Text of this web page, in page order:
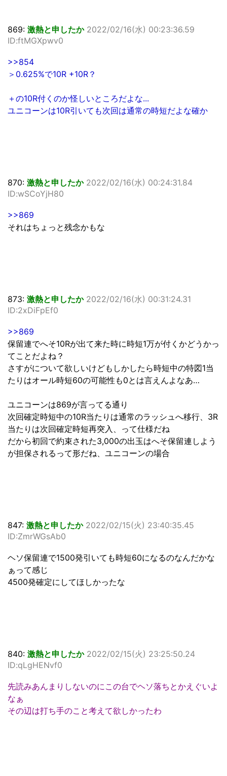
869: 激熱と申したか 2022/02/16(水) 00:23:36.59
ID:ftMGXpwv0
>>854
＞0.625%で10R +10R？
＋の10R付くのか怪しいところだよな...
ユニコーンは10R引いても次回は通常の時短だよな確か
870: 激熱と申したか 2022/02/16(水) 00:24:31.84
ID:wSCoYjH80
>>869
それはちょっと残念かもな
873: 激熱と申したか 2022/02/16(水) 00:31:24.31
ID:2xDiFpEf0
>>869
保留連でへそ10Rが出て来た時に時短1万が付くかどうかっ
てことだよね？
さすがについて欲しいけどもしかしたら時短中の特図1当
たりはオール時短60の可能性も0とは言えんよなあ…
ユニコーンは869が言ってる通り
次回確定時短中の10R当たりは通常のラッシュへ移行、3R
当たりは次回確定時短再突入、って仕様だね
だから初回で約束された3,000の出玉はへそ保留連しよう
が担保されるって形だね、ユニコーンの場合
847: 激熱と申したか 2022/02/15(火) 23:40:35.45
ID:ZmrWGsAb0
ヘソ保留連で1500発引いても時短60になるのなんだかな
ぁって感じ
4500発確定にしてほしかったな
840: 激熱と申したか 2022/02/15(火) 23:25:50.24
ID:qLgHENvf0
先読みあんまりしないのにこの台でヘソ落ちとかえぐいよ
なぁ
その辺は打ち手のこと考えて欲しかったわ